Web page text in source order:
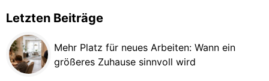
Letzten Beiträge
Mehr Platz für neues Arbeiten: Wann ein
größeres Zuhause sinnvoll wird